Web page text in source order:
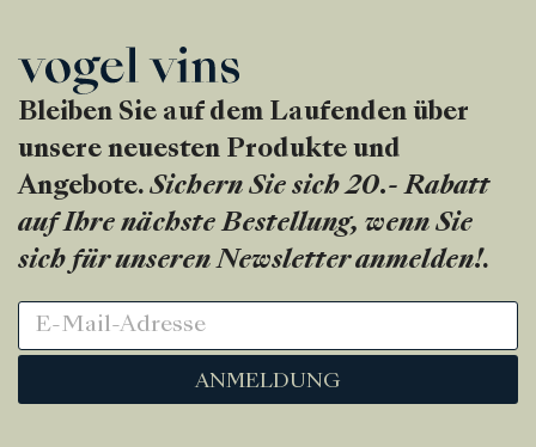
Bleiben Sie auf dem Laufenden über
unsere neuesten Produkte und
Angebote. Sichern Sie sich 20.- Rabatt
auf Ihre nächste Bestellung, wenn Sie
sich für unseren Newsletter anmelden!.
ANMELDUNG